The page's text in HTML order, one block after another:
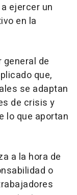
ejercer un
en la
general de
que,
se adaptan
de crisis y
lo que aportan
a la hora de
o